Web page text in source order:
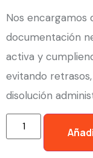
Nos
documentación
activa y
evitando
disolución